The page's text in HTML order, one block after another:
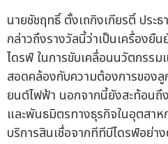
นายชัชฤทธิ์ ตั้งเถกิงเกียรติ์ ประ
กล่าวถึงรางวัลนี้ว่าเป็นเครื่อง
ไดรฟ์ ในการขับเคลื่อนนวัตกรรม
สอดคล้องกับความต้องการของ
ยนต์ไฟฟ้า นอกจากนี้ยังสะท้อนถึ
และพันธมิตรทางธุรกิจในอุตสา
บริการสินเชื่อจากทีทีบีไดรฟ์อย่า